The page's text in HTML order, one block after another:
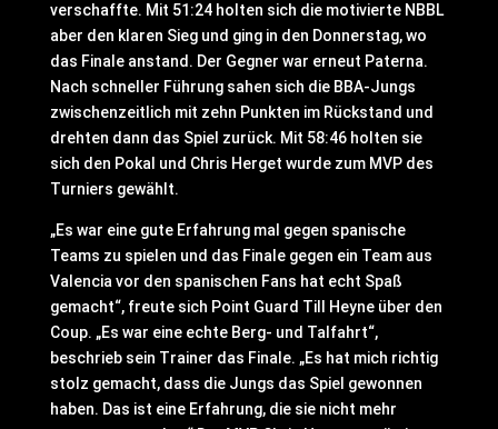
verschaffte. Mit 51:24 holten sich die motivierte NBBL
aber den klaren Sieg und ging in den Donnerstag, wo
das Finale anstand. Der Gegner war erneut Paterna.
Nach schneller Führung sahen sich die BBA-Jungs
zwischenzeitlich mit zehn Punkten im Rückstand und
drehten dann das Spiel zurück. Mit 58:46 holten sie
sich den Pokal und Chris Herget wurde zum MVP des
Turniers gewählt.
„Es war eine gute Erfahrung mal gegen spanische
Teams zu spielen und das Finale gegen ein Team aus
Valencia vor den spanischen Fans hat echt Spaß
gemacht“, freute sich Point Guard Till Heyne über den
Coup. „Es war eine echte Berg- und Talfahrt“,
beschrieb sein Trainer das Finale. „Es hat mich richtig
stolz gemacht, dass die Jungs das Spiel gewonnen
haben. Das ist eine Erfahrung, die sie nicht mehr